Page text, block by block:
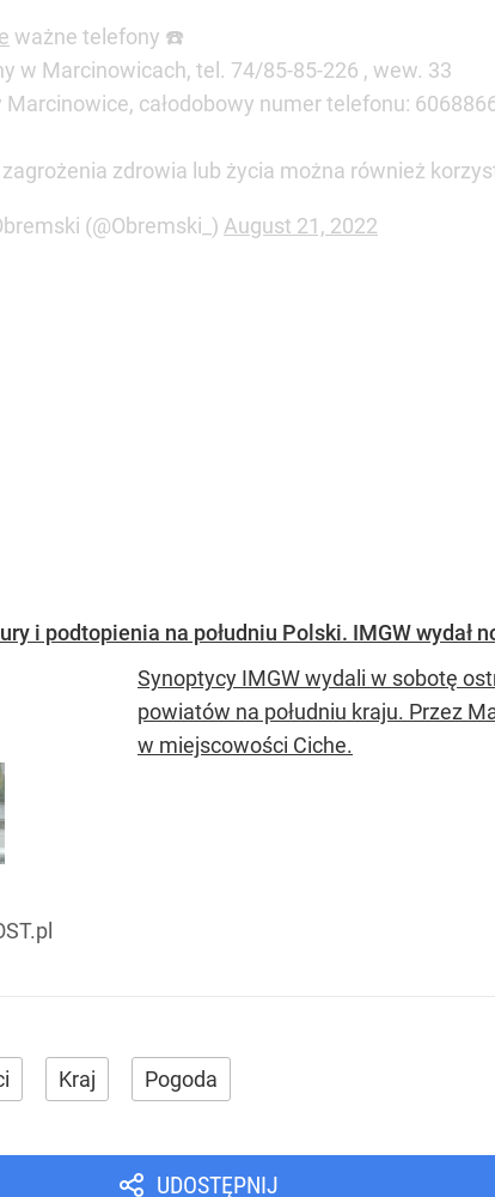
ważne telefony ☎️
w Marcinowicach, tel. 74/85-85-226 , wew. 33
Marcinowice, całodobowy numer telefonu:
zdrowia lub życia można również
(@Obremski_) August 21, 2022
i podtopienia na południu Polski. IMGW wydał
Synoptycy IMGW wydali w sobotę
powiatów na południu kraju. Przez
w miejscowości Ciche.
Kraj Pogoda
UDOSTĘPNIJ